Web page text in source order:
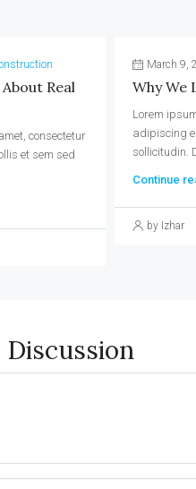
Real
consectetur
et sem sed
March 9,
Why We
Lorem
adipiscing
sollicitudin.
Continue
by Izhar
Discussion